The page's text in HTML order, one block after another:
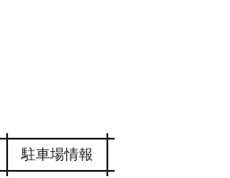
駐車場情報